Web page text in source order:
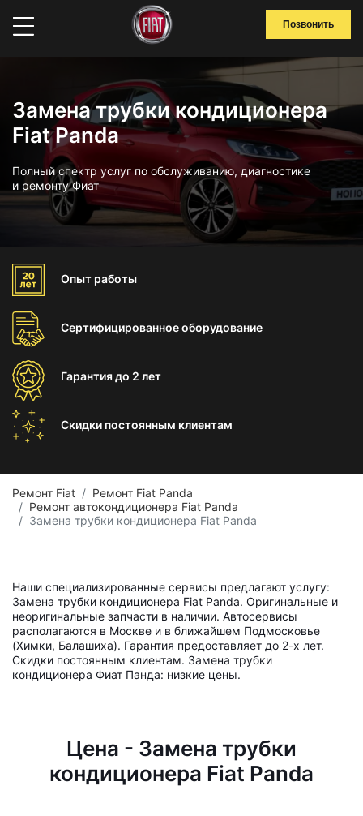
Позвонить
Замена трубки кондиционера
Fiat Panda
Полный спектр услуг по обслуживанию, диагностике
и ремонту Фиат
Опыт работы
Сертифицированноеоборудование
Гарантиядо 2 лет
Скидки постоянным клиентам
Ремонт Fiat
Ремонт Fiat Panda
Ремонт автокондиционера Fiat Panda
Замена трубки кондиционера Fiat Panda
Наши специализированные сервисы предлагают услугу:
Замена трубки кондиционера Fiat Panda. Оригинальные и
неоригинальные запчасти в наличии. Автосервисы
располагаются в Москве и в ближайшем Подмосковье
(Химки, Балашиха). Гарантия предоставляет до 2-х лет.
Скидки постоянным клиентам. Замена трубки
кондиционера Фиат Панда: низкие цены.
Цена - Замена трубки
кондиционера Fiat Panda